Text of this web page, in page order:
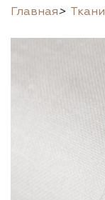
Главная> Ткани